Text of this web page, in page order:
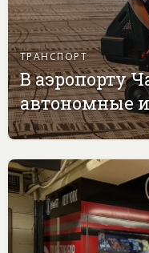
ТРАНСПОРТ
В аэропорту
автономные